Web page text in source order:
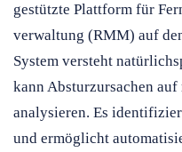
gestützte Plattform für
verwaltung (RMM) auf
System versteht
kann Absturzursachen
analysieren. Es
und ermöglicht